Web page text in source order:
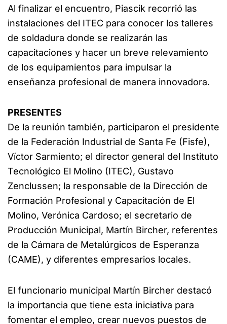
Al finalizar el encuentro, Piascik recorrió las
instalaciones del ITEC para conocer los talleres
de soldadura donde se realizarán las
capacitaciones y hacer un breve relevamiento
de los equipamientos para impulsar la
enseñanza profesional de manera innovadora.
PRESENTES
De la reunión también, participaron el presidente
de la Federación Industrial de Santa Fe (Fisfe),
Víctor Sarmiento; el director general del Instituto
Tecnológico El Molino (ITEC), Gustavo
Zenclussen; la responsable de la Dirección de
Formación Profesional y Capacitación de El
Molino, Verónica Cardoso; el secretario de
Producción Municipal, Martín Bircher, referentes
de la Cámara de Metalúrgicos de Esperanza
(CAME), y diferentes empresarios locales.
El funcionario municipal Martín Bircher destacó
la importancia que tiene esta iniciativa para
fomentar el empleo, crear nuevos puestos de